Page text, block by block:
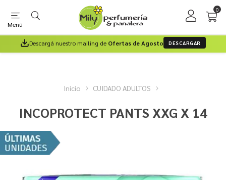
Menú
0
Descargá nuestro mailing de Ofertas de Agosto DESCARGAR
Inicio CUIDADO ADULTOS
INCOPROTECT PANTS XXG X 14